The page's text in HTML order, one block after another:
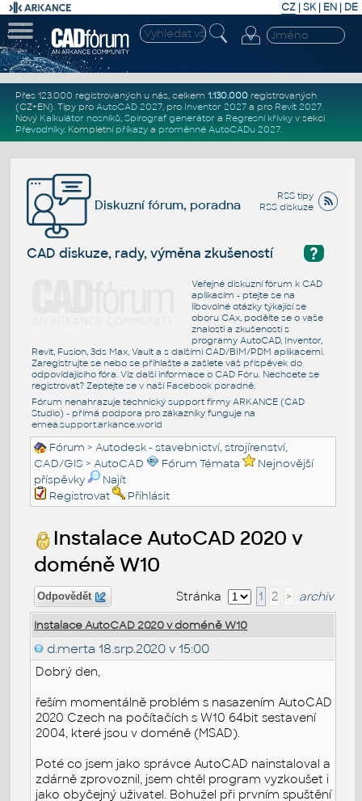
CZ | SK| EN | DE
Přes 123.000 registrovaných u nás, celkem 1.130.000registrovaných
(CZ+EN). Tipy pro AutoCAD 2027, pro Inventor 2027a pro Revit 2027.
Nový Kalkulátor nosníků, Spirograf generátor a Regresní křivkyv sekci
Převodníky. Kompletní příkazya proměnné AutoCADu 2027.
RSS tipy
RSS diskuze
Diskuzní fórum, poradna
?
CAD diskuze, rady, výměna zkušeností
Veřejné diskuzní fórum k CAD
aplikacím - ptejte se na
libovolné otázky týkající se
oboru CAx, podělte se o vaše
znalosti a zkušenosti s
programy AutoCAD, Inventor,
Revit, Fusion, 3ds Max, Vault a s dalšími CAD/BIM/PDM aplikacemi.
Zaregistrujte se nebo se přihlašte a zašlete váš příspěvek do
odpovídajícího fóra. Viz další informace o CAD Fóru. Nechcete se
registrovat? Zeptejte se v naší Facebook poradně.
Fórum nenahrazuje technický support firmy ARKANCE (CAD
Studio) - přímá podpora pro zákazníky funguje na
emea.support.arkance.world
Fórum >Autodesk - stavebnictví, strojírenství,
CAD/GIS >AutoCAD Fórum Témata
Nejnovější
příspěvky
Najít
Registrovat
Přihlásit
Instalace AutoCAD 2020 v
doméně W10
Odpovědět Stránka 1 2 > archiv
Instalace AutoCAD 2020 v doméně W10
d.merta 18.srp.2020 v 15:00
Dobrý den,
řeším momentálně problém s nasazením AutoCAD
2020 Czech na počítačích s W10 64bit sestavení
2004, které jsou v doméně (MSAD).
Poté co jsem jako správce AutoCAD nainstaloval a
zdárně zprovoznil, jsem chtěl program vyzkoušet i
jako obyčejný uživatel. Bohužel při prvním spuštění